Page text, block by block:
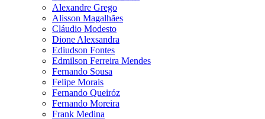
Alexandre Grego
Alisson Magalhães
Cláudio Modesto
Dione Alexsandra
Ediudson Fontes
Edmilson Ferreira Mendes
Fernando Sousa
Felipe Morais
Fernando Queiróz
Fernando Moreira
Frank Medina